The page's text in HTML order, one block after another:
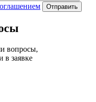
вопросы,
в заявке